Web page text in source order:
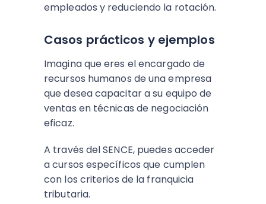
empleados y reduciendo la rotación.
Casos prácticos y ejemplos
Imagina que eres el encargado de
recursos humanos de una empresa
que desea capacitar a su equipo de
ventas en técnicas de negociación
eficaz.
A través del SENCE, puedes acceder
a cursos específicos que cumplen
con los criterios de la franquicia
tributaria.